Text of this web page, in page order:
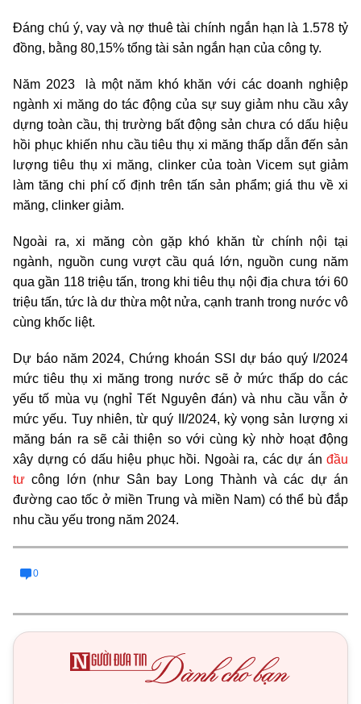
Đáng chú ý, vay và nợ thuê tài chính ngắn hạn là 1.578 tỷ
đồng, bằng 80,15% tổng tài sản ngắn hạn của công ty.
Năm 2023 là một năm khó khăn với các doanh nghiệp
ngành xi măng do tác động của sự suy giảm nhu cầu xây
dựng toàn cầu, thị trường bất động sản chưa có dấu hiệu
hồi phục khiến nhu cầu tiêu thụ xi măng thấp dẫn đến sản
lượng tiêu thụ xi măng, clinker của toàn Vicem sụt giảm
làm tăng chi phí cố định trên tấn sản phẩm; giá thu về xi
măng, clinker giảm.
Ngoài ra, xi măng còn gặp khó khăn từ chính nội tại
ngành, nguồn cung vượt cầu quá lớn, nguồn cung năm
qua gần 118 triệu tấn, trong khi tiêu thụ nội địa chưa tới 60
triệu tấn, tức là dư thừa một nửa, cạnh tranh trong nước vô
cùng khốc liệt.
Dự báo năm 2024, Chứng khoán SSI dự báo quý I/2024
mức tiêu thụ xi măng trong nước sẽ ở mức thấp do các
yếu tố mùa vụ (nghỉ Tết Nguyên đán) và nhu cầu vẫn ở
mức yếu. Tuy nhiên, từ quý II/2024, kỳ vọng sản lượng xi
măng bán ra sẽ cải thiện so với cùng kỳ nhờ hoạt động
xây dựng có dấu hiệu phục hồi. Ngoài ra, các dự án đầu
tư công lớn (như Sân bay Long Thành và các dự án
đường cao tốc ở miền Trung và miền Nam) có thể bù đắp
nhu cầu yếu trong năm 2024.
0